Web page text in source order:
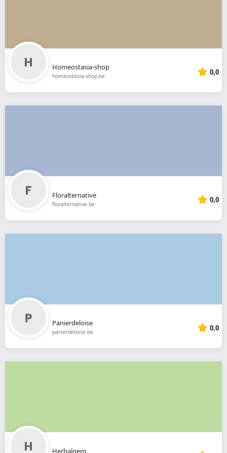
Homeostasia-shop
homeostasia-shop.be 0,0
Floralternative
floralternative.be 0,0
Panierdeloise
panierdeloise.be 0,0
Herbalgem